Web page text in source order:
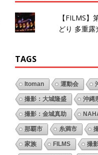
【FILMS
どり 多重露
TAGS
Itoman 運動会
撮影：大城隆盛 沖縄
撮影：金城真助
那覇市 糸満市
家族 FILMS 撮